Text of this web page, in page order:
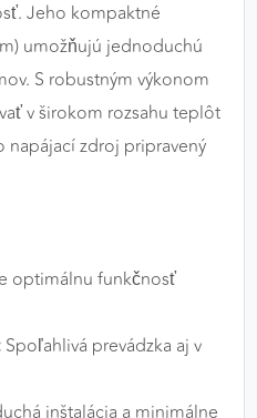
Jeho kompaktné
umožňujú jednoduchú
S robustným výkonom
v širokom rozsahu teplôt
napájací zdroj pripravený
optimálnu funkčnosť
Spoľahlivá prevádzka aj v
Google